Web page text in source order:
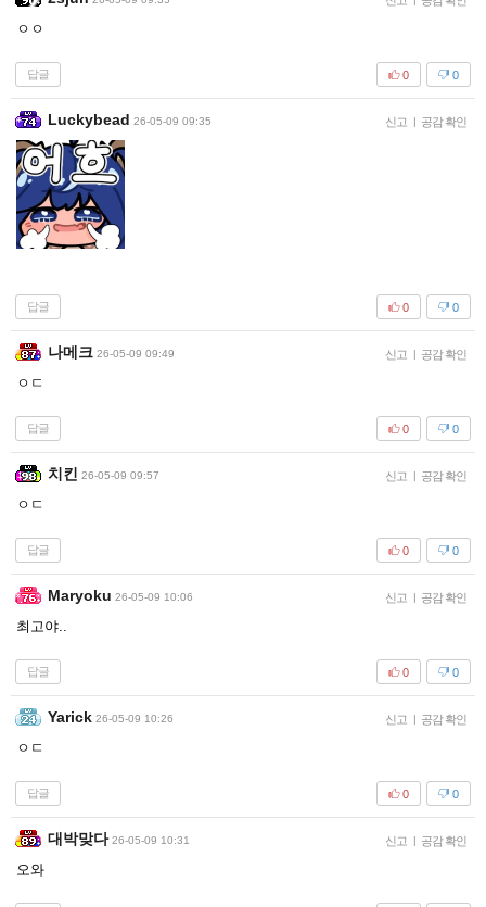
ㅇㅇ
답글 0
0
Luckybead 26-05-09 09:35 신고 | 공감 확인
답글 0
0
나메크 26-05-09 09:49 신고 | 공감 확인
ㅇㄷ
답글 0
0
치킨 26-05-09 09:57 신고 | 공감 확인
ㅇㄷ
답글 0
0
Maryoku 26-05-09 10:06 신고 | 공감 확인
최고야..
답글 0
0
Yarick 26-05-09 10:26 신고 | 공감 확인
ㅇㄷ
답글 0
0
대박맞다 26-05-09 10:31 신고 | 공감 확인
오와